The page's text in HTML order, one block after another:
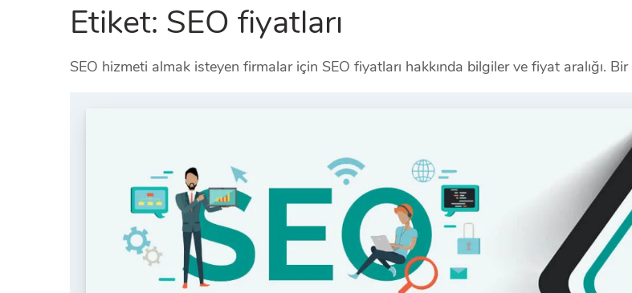
Etiket: SEO fiyatları
SEO hizmeti almak isteyen firmalar için SEO fiyatları hakkında bilgiler ve fiyat aralığı. Bir